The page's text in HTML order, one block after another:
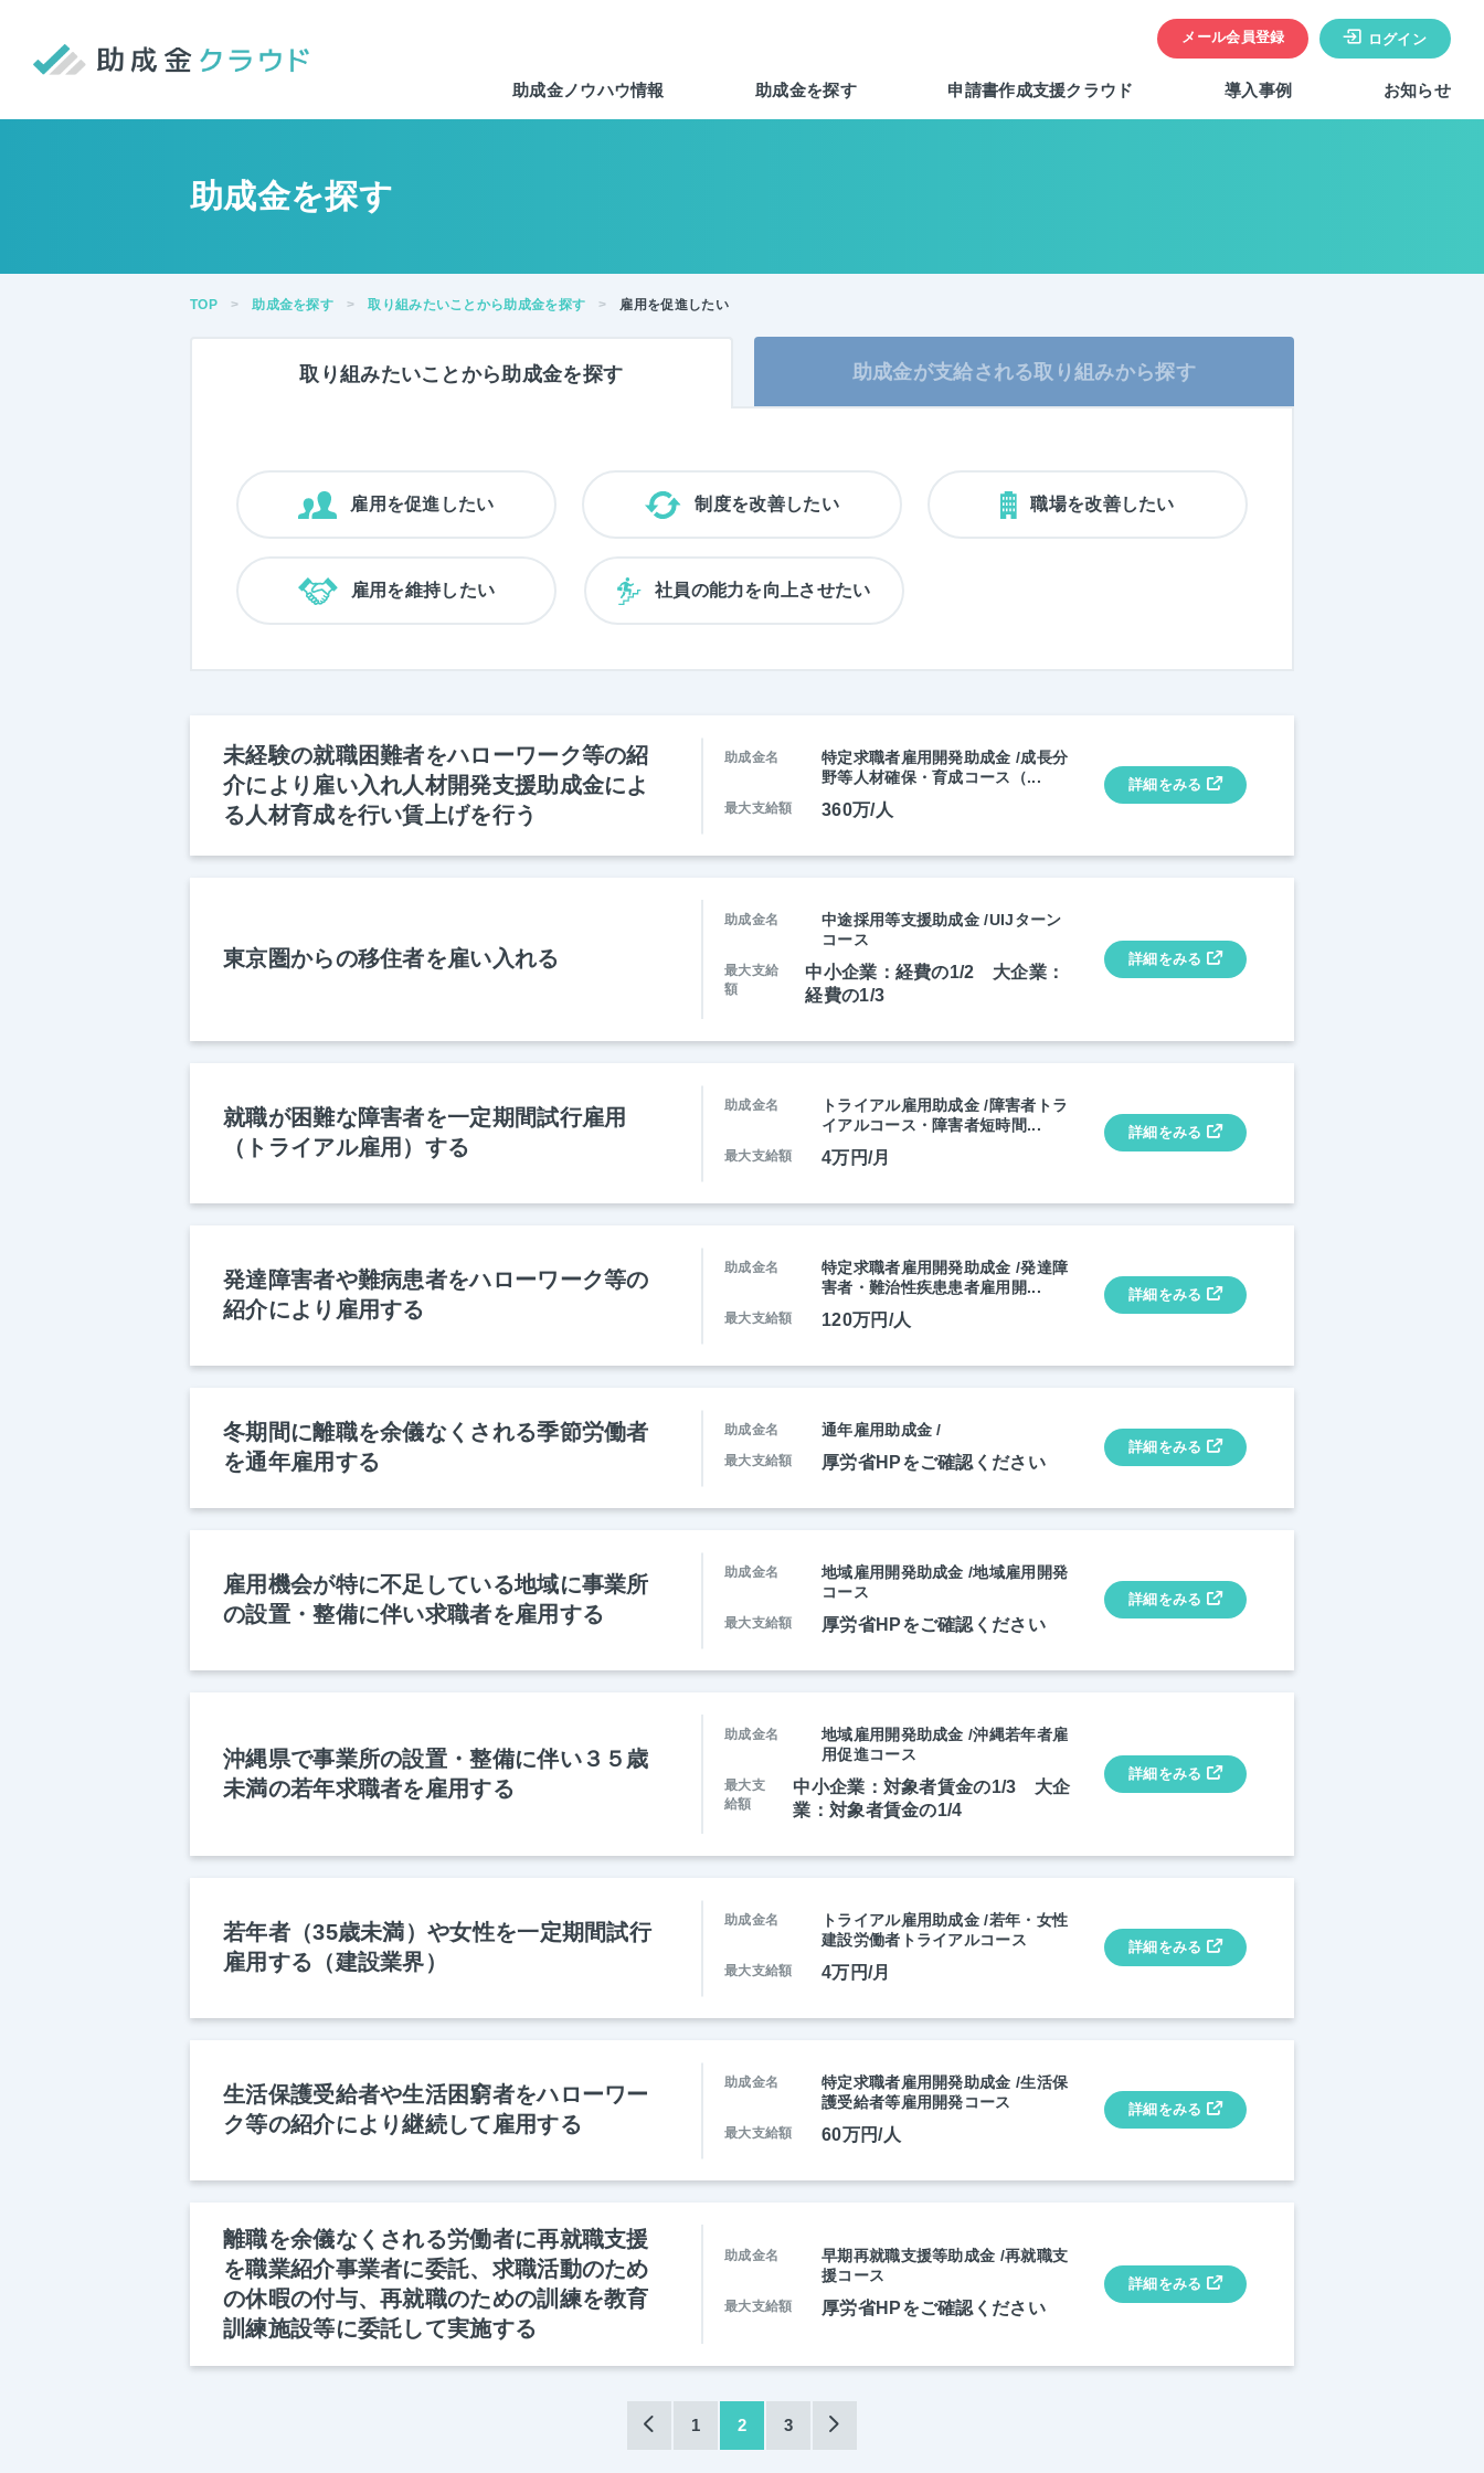
メール会員登録 ログイン
助成金ノウハウ情報 助成金を探す 申請書作成支援クラウド 導入事例 お知らせ
助成金を探す
TOP 助成金を探す 取り組みたいことから助成金を探す 雇用を促進したい
取り組みたいことから助成金を探す 助成金が支給される取り組みから探す
雇用を促進したい 制度を改善したい 職場を改善したい
雇用を維持したい 社員の能力を向上させたい
未経験の就職困難者をハローワーク等の紹
介により雇い入れ人材開発支援助成金によ
る人材育成を行い賃上げを行う
助成金名
特定求職者雇用開発助成金 /成長分
野等人材確保・育成コース（...
最大支給額 360万/人
詳細をみる
東京圏からの移住者を雇い入れる
助成金名
中途採用等支援助成金 /UIJターン
コース
最大支給
額
中小企業：経費の1/2 大企業：
経費の1/3
詳細をみる
就職が困難な障害者を一定期間試行雇用
（トライアル雇用）する
助成金名
トライアル雇用助成金 /障害者トラ
イアルコース・障害者短時間...
最大支給額 4万円/月
詳細をみる
発達障害者や難病患者をハローワーク等の
紹介により雇用する
助成金名
特定求職者雇用開発助成金 /発達障
害者・難治性疾患患者雇用開...
最大支給額 120万円/人
詳細をみる
冬期間に離職を余儀なくされる季節労働者
を通年雇用する
助成金名 通年雇用助成金 /
最大支給額 厚労省HPをご確認ください
詳細をみる
雇用機会が特に不足している地域に事業所
の設置・整備に伴い求職者を雇用する
助成金名
地域雇用開発助成金 /地域雇用開発
コース
最大支給額 厚労省HPをご確認ください
詳細をみる
沖縄県で事業所の設置・整備に伴い３５歳
未満の若年求職者を雇用する
助成金名
地域雇用開発助成金 /沖縄若年者雇
用促進コース
最大支
給額
中小企業：対象者賃金の1/3 大企
業：対象者賃金の1/4
詳細をみる
若年者（35歳未満）や女性を一定期間試行
雇用する（建設業界）
助成金名
トライアル雇用助成金 /若年・女性
建設労働者トライアルコース
最大支給額 4万円/月
詳細をみる
生活保護受給者や生活困窮者をハローワー
ク等の紹介により継続して雇用する
助成金名
特定求職者雇用開発助成金 /生活保
護受給者等雇用開発コース
最大支給額 60万円/人
詳細をみる
離職を余儀なくされる労働者に再就職支援
を職業紹介事業者に委託、求職活動のため
の休暇の付与、再就職のための訓練を教育
訓練施設等に委託して実施する
助成金名
早期再就職支援等助成金 /再就職支
援コース
最大支給額 厚労省HPをご確認ください
詳細をみる
1 2 3